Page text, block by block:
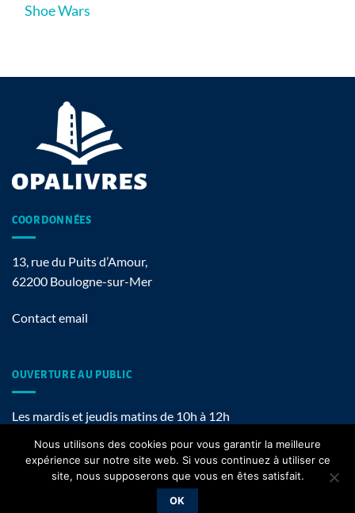
Shoe Wars
COORDONNÉES
13, rue du Puits d’Amour,
62200 Boulogne-sur-Mer
Contact email
OUVERTURE AU PUBLIC
Les mardis et jeudis matins de 10h à 12h
Mentions légales
Copyright 2026 ©
Nous utilisons des cookies pour vous garantir la meilleure
expérience sur notre site web. Si vous continuez à utiliser ce
site, nous supposerons que vous en êtes satisfait.
OK